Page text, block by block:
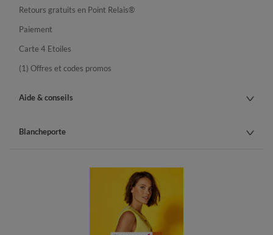
Retours gratuits en Point Relais®
Paiement
Carte 4 Etoiles
(1) Offres et codes promos
Aide & conseils
Blancheporte